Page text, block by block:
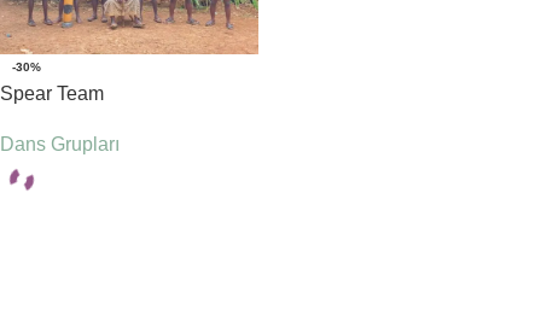
-30%
Spear Team
Dans Grupları